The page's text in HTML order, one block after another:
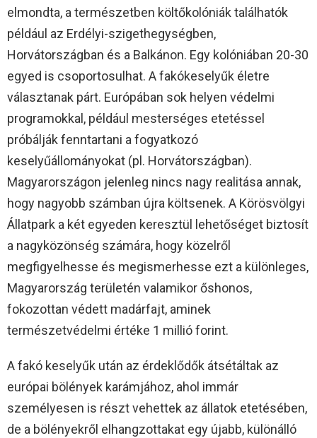
elmondta, a természetben költőkolóniák találhatók
például az Erdélyi-szigethegységben,
Horvátországban és a Balkánon. Egy kolóniában 20-30
egyed is csoportosulhat. A fakókeselyűk életre
választanak párt. Európában sok helyen védelmi
programokkal, például mesterséges etetéssel
próbálják fenntartani a fogyatkozó
keselyűállományokat (pl. Horvátországban).
Magyarországon jelenleg nincs nagy realitása annak,
hogy nagyobb számban újra költsenek. A Körösvölgyi
Állatpark a két egyeden keresztül lehetőséget biztosít
a nagyközönség számára, hogy közelről
megfigyelhesse és megismerhesse ezt a különleges,
Magyarország területén valamikor őshonos,
fokozottan védett madárfajt, aminek
természetvédelmi értéke 1 millió forint.
A fakó keselyűk után az érdeklődők átsétáltak az
európai bölények karámjához, ahol immár
személyesen is részt vehettek az állatok etetésében,
de a bölényekről elhangzottakat egy újabb, különálló